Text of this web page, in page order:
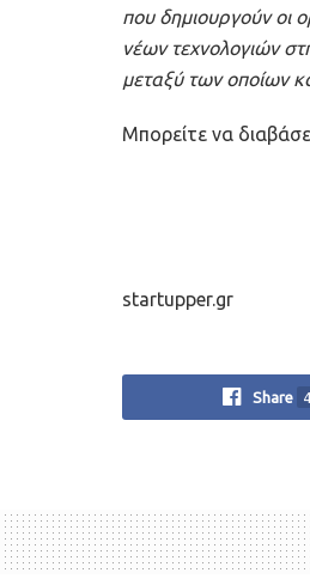
που δημιουργούν οι
νέων τεχνολογιών
μεταξύ των οποίων
Μπορείτε να
startupper.gr
Share 4